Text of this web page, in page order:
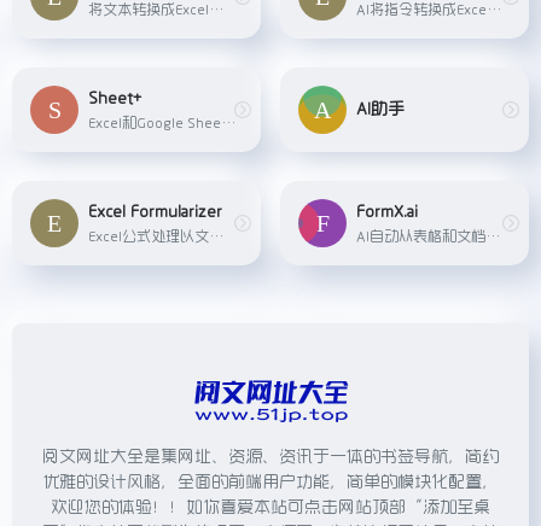
将文本转换成Excel或Google Sheets公式 AI将指令转换成Excel的函数公式
Sheet+
Excel和Google Sheets表格AI处理工具
AI助手
Excel Formularizer
Excel公式处理以文本形式使用
FormX.ai
AI自动从表格和文档中提取数据
阅文网址大全是集网址、资源、资讯于一体的书签导航，简约
优雅的设计风格，全面的前端用户功能，简单的模块化配置，
欢迎您的体验！！如你喜爱本站可点击网站顶部“添加至桌